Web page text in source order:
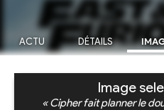
ACTU DÉTAILS
Image
« Cipher fait planner le